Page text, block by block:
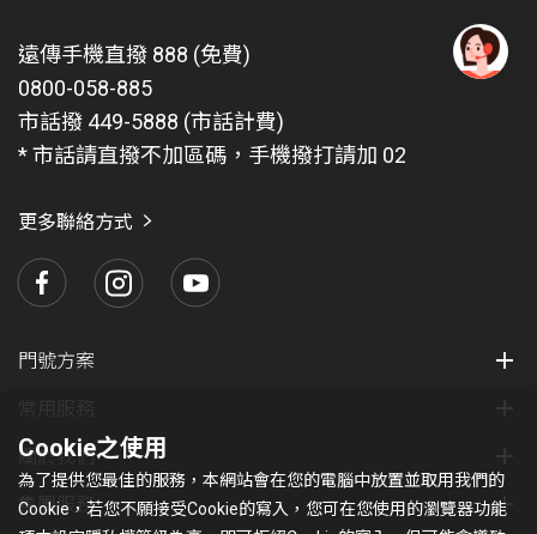
遠傳手機直撥 888 (免費)
0800-058-885
市話撥 449-5888 (市話計費)
* 市話請直撥不加區碼，手機撥打請加 02
更多聯絡方式
門號方案
關於我們
集團服務
Cookie之使用
為了提供您最佳的服務，本網站會在您的電腦中放置並取用我們的
Cookie，若您不願接受Cookie的寫入，您可在您使用的瀏覽器功能